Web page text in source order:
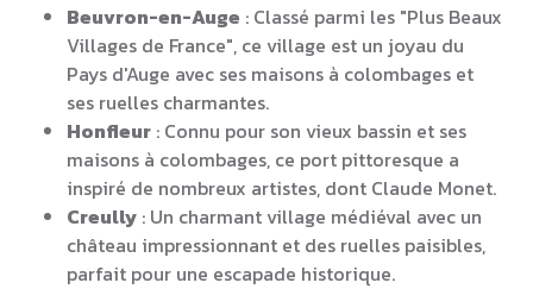
Beuvron-en-Auge : Classé parmi les "Plus Beaux
Villages de France", ce village est un joyau du
Pays d'Auge avec ses maisons à colombages et
ses ruelles charmantes.
Honfleur : Connu pour son vieux bassin et ses
maisons à colombages, ce port pittoresque a
inspiré de nombreux artistes, dont Claude Monet.
Creully : Un charmant village médiéval avec un
château impressionnant et des ruelles paisibles,
parfait pour une escapade historique.